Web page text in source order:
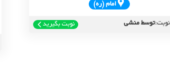
امام (ره)
نوبت:توسط منشی نوبت بگیرید